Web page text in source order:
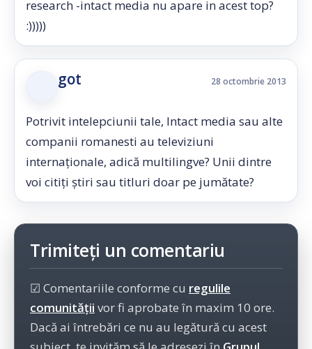
research -intact media nu apare in acest top?
:)))))
got 28 octombrie 2013
Potrivit intelepciunii tale, Intact media sau alte
companii romanesti au televiziuni
internaționale, adică multilingve? Unii dintre
voi citiți știri sau titluri doar pe jumătate?
Trimiteți un comentariu
☑ Comentariile conforme cu regulile
comunității vor fi aprobate în maxim 10 ore.
Dacă ai întrebări ce nu au legătură cu acest